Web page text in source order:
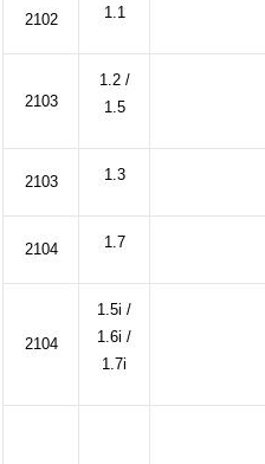
2102 1.1
2103
1.2 /
1.5
2103 1.3
2104 1.7
2104
1.5i /
1.6i /
1.7i